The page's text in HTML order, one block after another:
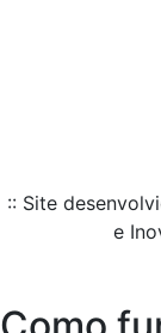
:: Site
e